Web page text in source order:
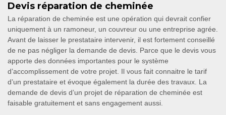
Devis réparation de cheminée
La réparation de cheminée est une opération qui devrait confier
uniquement à un ramoneur, un couvreur ou une entreprise agrée.
Avant de laisser le prestataire intervenir, il est fortement conseillé
de ne pas négliger la demande de devis. Parce que le devis vous
apporte des données importantes pour le système
d’accomplissement de votre projet. Il vous fait connaitre le tarif
d’un prestataire et évoque également la durée des travaux. La
demande de devis d’un projet de réparation de cheminée est
faisable gratuitement et sans engagement aussi.